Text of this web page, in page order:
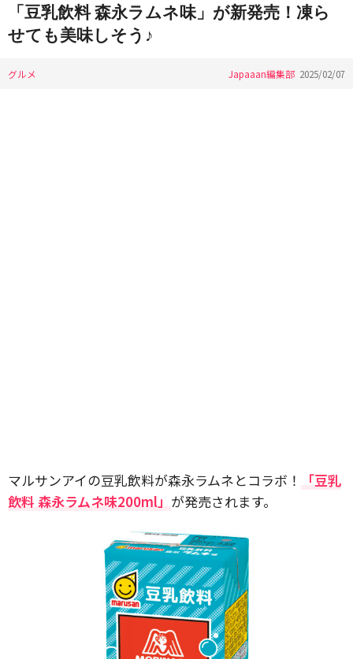
「豆乳飲料 森永ラムネ味」が新発売！凍ら
せても美味しそう♪
グルメ Japaaan編集部 2025/02/07
マルサンアイの豆乳飲料が森永ラムネとコラボ！
「豆乳
飲料 森永ラムネ味200ml」 が発売されます。